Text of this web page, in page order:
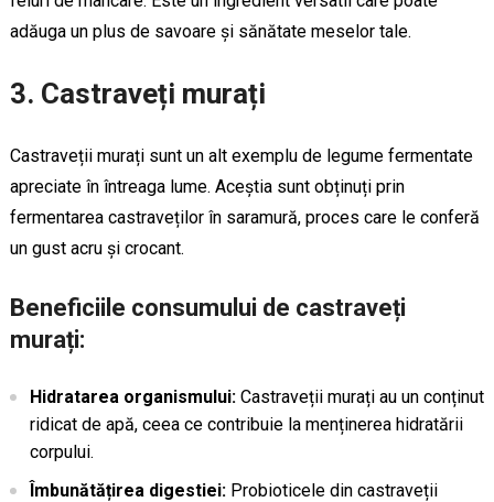
adăuga un plus de savoare și sănătate meselor tale.
3. Castraveți murați
Castraveții murați sunt un alt exemplu de legume fermentate
apreciate în întreaga lume. Aceștia sunt obținuți prin
fermentarea castraveților în saramură, proces care le conferă
un gust acru și crocant.
Beneficiile consumului de castraveți
murați:
Hidratarea organismului:Castraveții murați au un conținut
ridicat de apă, ceea ce contribuie la menținerea hidratării
corpului.
Îmbunătățirea digestiei:Probioticele din castraveții